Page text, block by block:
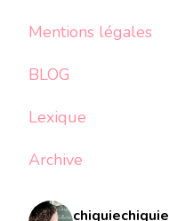
Mentions légales
BLOG
Lexique
Archive
chiquiechiquie